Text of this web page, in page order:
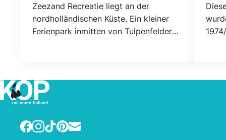
Zeezand Recreatie liegt an der
nordholländischen Küste. Ein kleiner
Ferienpark inmitten von Tulpenfeldern
Facebook
Instagram
TikTokPinterest
E-mail